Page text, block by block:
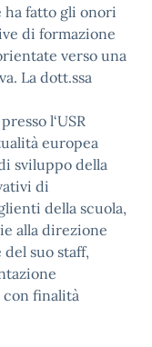
ha fatto gli onori
di formazione
verso una
La dott.ssa
l‘USR
europea
sviluppo della
di
della scuola,
alla direzione
suo staff,
finalità